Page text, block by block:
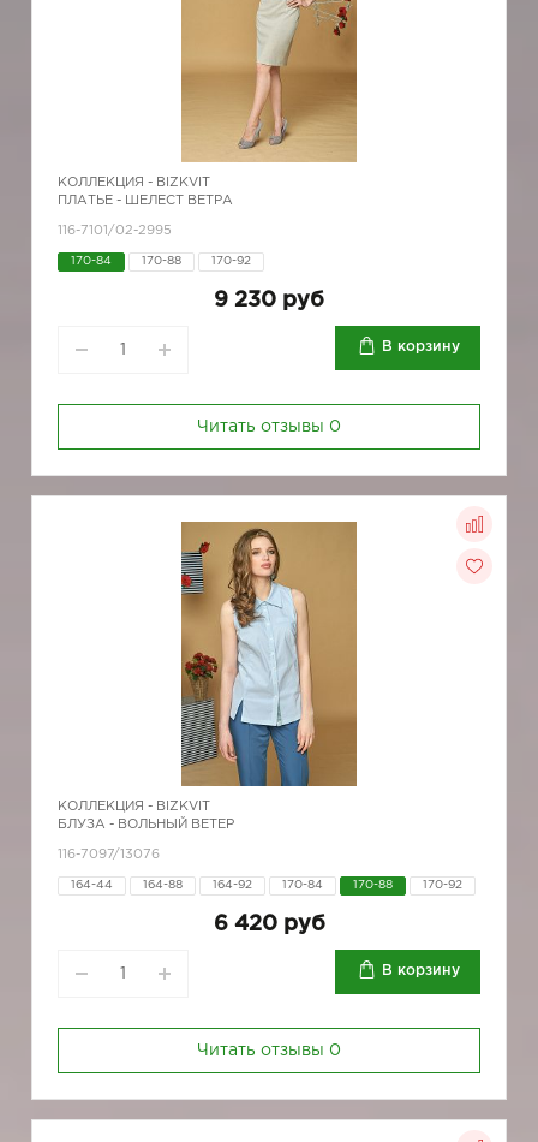
КОЛЛЕКЦИЯ - BIZKVIT
ПЛАТЬЕ - ШЕЛЕСТ ВЕТРА
116-7101/02-2995
170-84 170-88 170-92
9 230 руб
В корзину
Читать отзывы 0
КОЛЛЕКЦИЯ - BIZKVIT
БЛУЗА - ВОЛЬНЫЙ ВЕТЕР
116-7097/13076
164-44 164-88 164-92 170-84 170-88 170-92
6 420 руб
В корзину
Читать отзывы 0